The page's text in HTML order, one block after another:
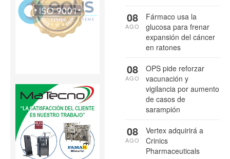
Fármaco usa la
glucosa para frenar
expansión del cáncer
en ratones
08
AGO
OPS pide reforzar
vacunación y
vigilancia por aumento
de casos de
sarampión
08
AGO
Vertex adquirirá a
Crinics
Pharmaceuticals
08
AGO